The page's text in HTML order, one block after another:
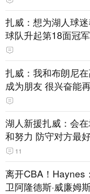
扎威：想为湖人球
球队升起第18面冠
扎威：我和布朗尼
成为朋友 很兴奋能
湖人新援扎威：会
和努力 防守对方最
11
离开CBA！Haynes
卫阿隆德斯·威廉姆